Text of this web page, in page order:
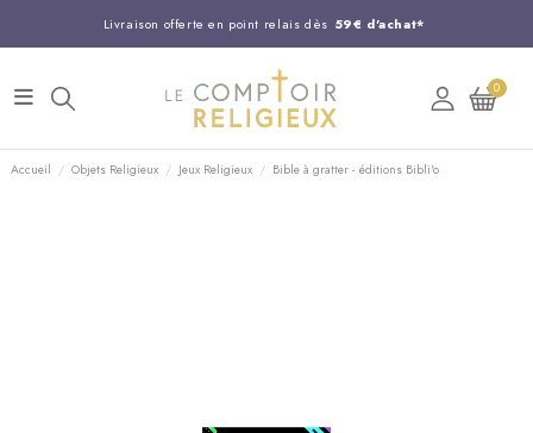
Livraison offerte en point relais dès 59€ d'achat*
Entreprise Française familiale
Support client disponible au 03 20 24 74 15
Commandez avant 14H, expédition le jour même !
0
Accueil Objets Religieux Jeux Religieux Bible à gratter - éditions Bibli'o